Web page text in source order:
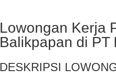
Lowongan Kerja
Balikpapan di
DESKRIPSI